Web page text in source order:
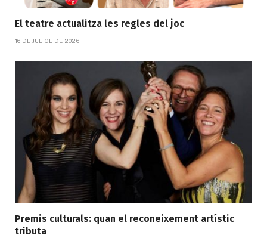
El teatre actualitza les regles del joc
16 DE JULIOL DE 2026
Premis culturals: quan el reconeixement artístic
tributa